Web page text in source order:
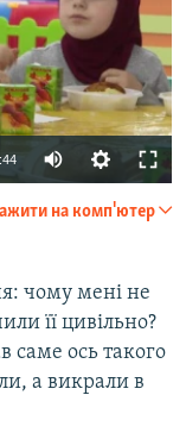
available
на комп'ютер
чому мені не
її цивільно?
саме ось такого
а викрали в